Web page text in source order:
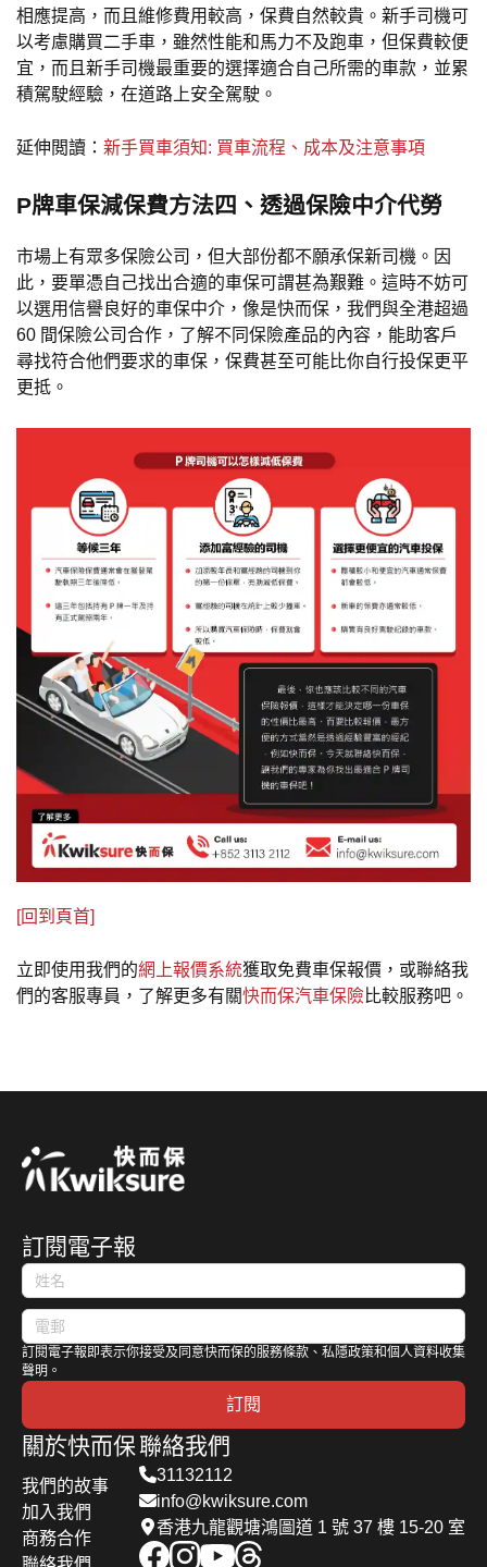
相應提高，而且維修費用較高，保費自然較貴。新手司機可
以考慮購買二手車，雖然性能和馬力不及跑車，但保費較便
宜，而且新手司機最重要的選擇適合自己所需的車款，並累
積駕駛經驗，在道路上安全駕駛。
延伸閲讀： 新手買車須知: 買車流程、成本及注意事項
P牌車保減保費方法四、透過保險中介代勞
市場上有眾多保險公司，但大部份都不願承保新司機。因
此，要單憑自己找出合適的車保可謂甚為艱難。這時不妨可
以選用信譽良好的車保中介，像是快而保，我們與全港超過
60 間保險公司合作，了解不同保險產品的內容，能助客戶
尋找符合他們要求的車保，保費甚至可能比你自行投保更平
更抵。
[回到頁首]
立即使用我們的網上報價系統獲取免費車保報價，或聯絡我
們的客服專員，了解更多有關快而保汽車保險比較服務吧。
訂閱電子報
訂閱電子報即表示你接受及同意快而保的服務條款、私隱政策和個人資料收集
聲明。
訂閱
關於快而保
我們的故事
加入我們
商務合作
聯絡我們
31132112
info@kwiksure.com
香港九龍觀塘鴻圖道 1 號 37 樓 15-20 室